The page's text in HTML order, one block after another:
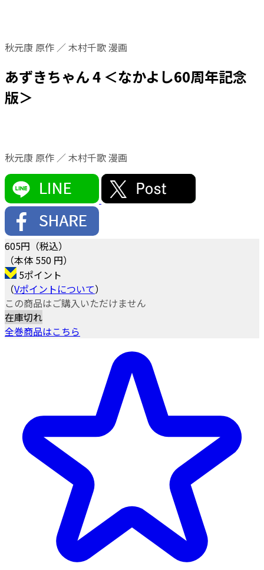
秋元康 原作 ／ 木村千歌 漫画
あずきちゃん 4 ＜なかよし60周年記念
版＞
秋元康 原作 ／ 木村千歌 漫画
605円（税込）
（本体 550 円）
5ポイント
（Vポイントについて）
この商品はご購入いただけません
在庫切れ
全巻商品はこちら